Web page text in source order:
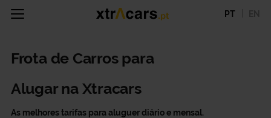
PT
Frota de Carros para
Alugar na Xtracars
As melhores tarifas para aluguer diário e mensal.